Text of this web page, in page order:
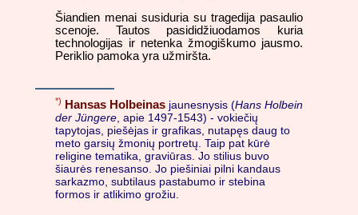
Šiandien menai susiduria su tragedija pasaulio
scenoje. Tautos pasididžiuodamos kuria
technologijas ir netenka žmogiškumo jausmo.
Periklio pamoka yra užmiršta.
*) Hansas Holbeinas jaunesnysis (Hans Holbein
der Jüngere , apie 1497-1543) - vokiečių
tapytojas, piešėjas ir grafikas, nutapęs daug to
meto garsių žmonių portretų. Taip pat kūrė
religine tematika, graviūras. Jo stilius buvo
šiaurės renesanso. Jo piešiniai pilni kandaus
sarkazmo, subtilaus pastabumo ir stebina
formos ir atlikimo grožiu.